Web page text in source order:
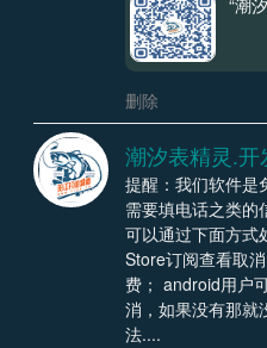
“潮
删除
潮汐表精灵.开
提醒：我们软件是
需要填电话之类的
可以通过下面方式
Store订阅查看取
费； android用户
消，如果没有那就
法....